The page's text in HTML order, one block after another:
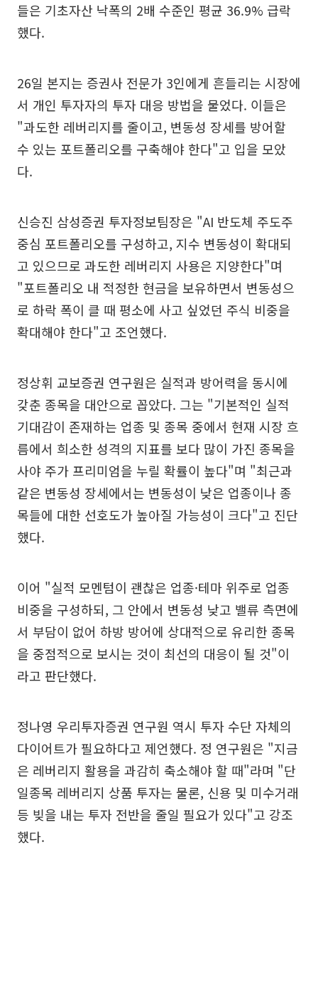
들은 기초자산 낙폭의 2배 수준인 평균 36.9% 급락
했다.
26일 본지는 증권사 전문가 3인에게 흔들리는 시장에
서 개인 투자자의 투자 대응 방법을 물었다. 이들은
"과도한 레버리지를 줄이고, 변동성 장세를 방어할
수 있는 포트폴리오를 구축해야 한다"고 입을 모았
다.
신승진 삼성증권 투자정보팀장은 "AI 반도체 주도주
중심 포트폴리오를 구성하고, 지수 변동성이 확대되
고 있으므로 과도한 레버리지 사용은 지양한다"며
"포트폴리오 내 적정한 현금을 보유하면서 변동성으
로 하락 폭이 클 때 평소에 사고 싶었던 주식 비중을
확대해야 한다"고 조언했다.
정상휘 교보증권 연구원은 실적과 방어력을 동시에
갖춘 종목을 대안으로 꼽았다. 그는 "기본적인 실적
기대감이 존재하는 업종 및 종목 중에서 현재 시장 흐
름에서 희소한 성격의 지표를 보다 많이 가진 종목을
사야 주가 프리미엄을 누릴 확률이 높다"며 "최근과
같은 변동성 장세에서는 변동성이 낮은 업종이나 종
목들에 대한 선호도가 높아질 가능성이 크다"고 진단
했다.
이어 "실적 모멘텀이 괜찮은 업종·테마 위주로 업종
비중을 구성하되, 그 안에서 변동성 낮고 밸류 측면에
서 부담이 없어 하방 방어에 상대적으로 유리한 종목
을 중점적으로 보시는 것이 최선의 대응이 될 것"이
라고 판단했다.
정나영 우리투자증권 연구원 역시 투자 수단 자체의
다이어트가 필요하다고 제언했다. 정 연구원은 "지금
은 레버리지 활용을 과감히 축소해야 할 때"라며 "단
일종목 레버리지 상품 투자는 물론, 신용 및 미수거래
등 빚을 내는 투자 전반을 줄일 필요가 있다"고 강조
했다.